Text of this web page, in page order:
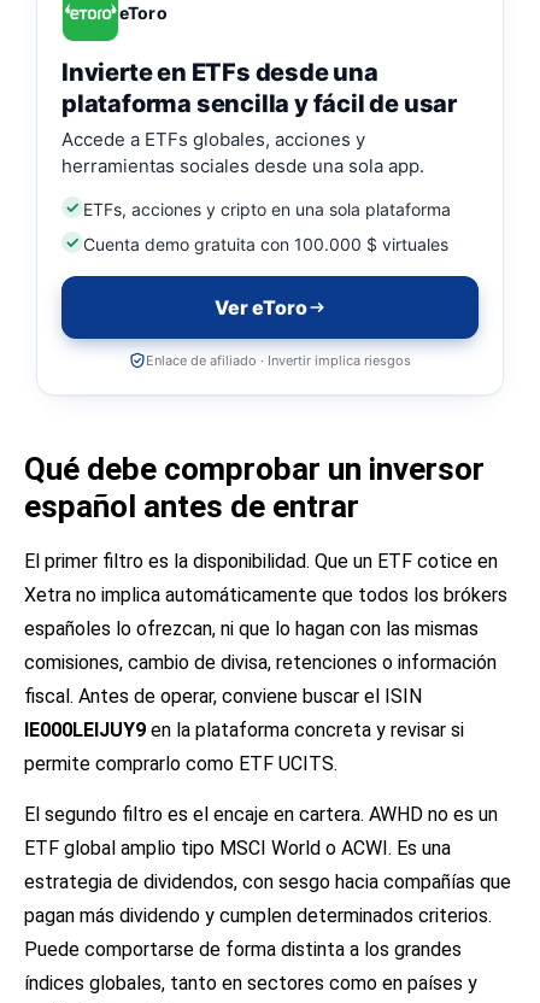
eToro
Invierte en ETFs desde una
plataforma sencilla y fácil de usar
Accede a ETFs globales, acciones y
herramientas sociales desde una sola app.
ETFs, acciones y cripto en una sola plataforma
Cuenta demo gratuita con 100.000 $ virtuales
Ver eToro
Enlace de afiliado · Invertir implica riesgos
Qué debe comprobar un inversor
español antes de entrar
El primer filtro es la disponibilidad. Que un ETF cotice en
Xetra no implica automáticamente que todos los brókers
españoles lo ofrezcan, ni que lo hagan con las mismas
comisiones, cambio de divisa, retenciones o información
fiscal. Antes de operar, conviene buscar el ISIN
IE000LEIJUY9 en la plataforma concreta y revisar si
permite comprarlo como ETF UCITS.
El segundo filtro es el encaje en cartera. AWHD no es un
ETF global amplio tipo MSCI World o ACWI. Es una
estrategia de dividendos, con sesgo hacia compañías que
pagan más dividendo y cumplen determinados criterios.
Puede comportarse de forma distinta a los grandes
índices globales, tanto en sectores como en países y